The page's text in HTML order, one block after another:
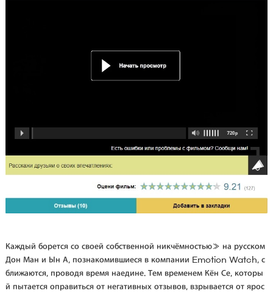
Каждый борется со своей собственной никчёмностью» на русском
Дон Ман и Ын А, познакомившиеся в компании Emotion Watch, с
ближаются, проводя время наедине. Тем временем Кён Се, которы
й пытается оправиться от негативных отзывов, взрывается от ярос